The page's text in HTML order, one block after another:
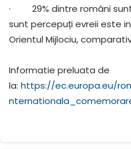
· 29% dintre români
sunt percepuți evreii este
Orientul Mijlociu,
Informatie preluata de
la: https://ec.europa.eu/